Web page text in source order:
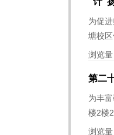
为促
塘校
浏览
第二
为丰
楼2楼
浏览